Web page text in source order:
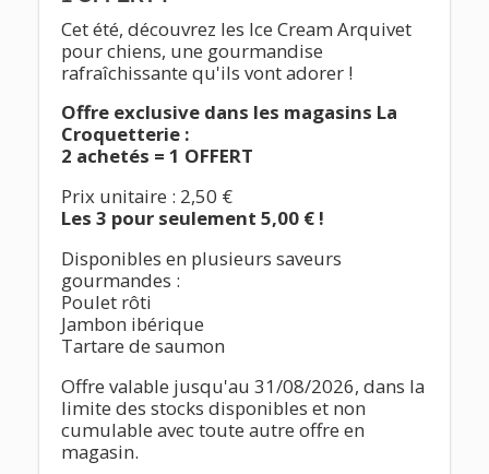
Cet été, découvrez les Ice Cream Arquivet
pour chiens, une gourmandise
rafraîchissante qu'ils vont adorer !
Offre exclusive dans les magasins La
Croquetterie :
2 achetés = 1 OFFERT
Prix unitaire : 2,50 €
Les 3 pour seulement 5,00 € !
Disponibles en plusieurs saveurs
gourmandes :
Poulet rôti
Jambon ibérique
Tartare de saumon
Offre valable jusqu'au 31/08/2026, dans la
limite des stocks disponibles et non
cumulable avec toute autre offre en
magasin.